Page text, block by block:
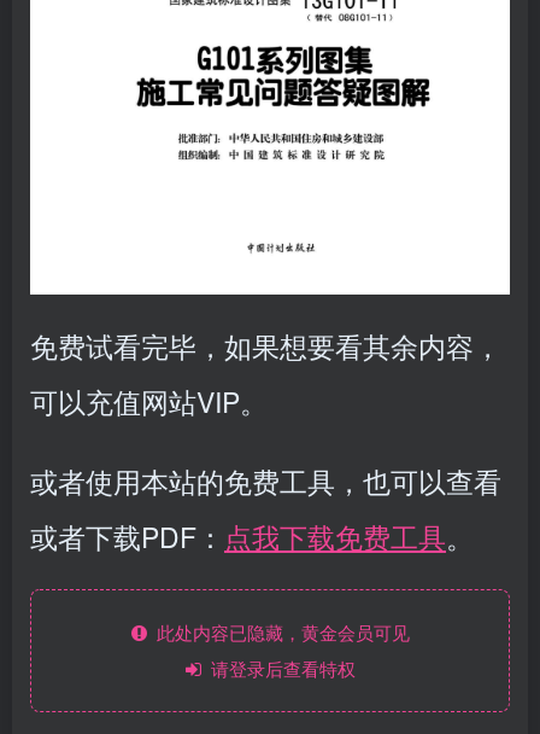
免费试看完毕，如果想要看其余内容，
可以充值网站VIP。
或者使用本站的免费工具，也可以查看
或者下载PDF： 点我下载免费工具。
此处内容已隐藏，黄金会员可见
请登录后查看特权